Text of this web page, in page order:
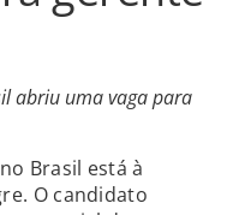
abriu uma vaga para
Brasil está à
O candidato